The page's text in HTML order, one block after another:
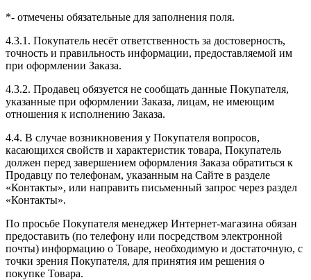
*- отмечены обязательные для заполнения поля.
4.3.1. Покупатель несёт ответственность за достоверность,
точность и правильность информации, предоставляемой им
при оформлении Заказа.
4.3.2. Продавец обязуется не сообщать данные Покупателя,
указанные при оформлении Заказа, лицам, не имеющим
отношения к исполнению Заказа.
4.4. В случае возникновения у Покупателя вопросов,
касающихся свойств и характеристик товара, Покупатель
должен перед завершением оформления Заказа обратиться к
Продавцу по телефонам, указанным на Сайте в разделе
«Контакты», или направить письменный запрос через раздел
«Контакты».
По просьбе Покупателя менеджер Интернет-магазина обязан
предоставить (по телефону или посредством электронной
почты) информацию о Товаре, необходимую и достаточную, с
точки зрения Покупателя, для принятия им решения о
покупке Товара.